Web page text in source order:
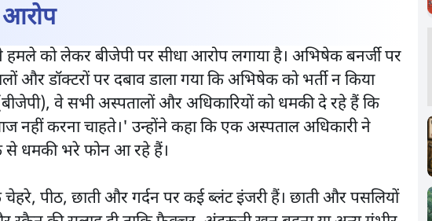
आरोप
हमले को लेकर बीजेपी पर सीधा आरोप लगाया है। अभिषेक बनर्जी पर
और डॉक्टरों पर दबाव डाला गया कि अभिषेक को भर्ती न किया
वे सभी अस्पतालों और अधिकारियों को धमकी दे रहे हैं कि
नहीं करना चाहते।' उन्होंने कहा कि एक अस्पताल अधिकारी ने
से धमकी भरे फोन आ रहे हैं।
पीठ, छाती और गर्दन पर कई ब्लंट इंजरी हैं। छाती और पसलियों